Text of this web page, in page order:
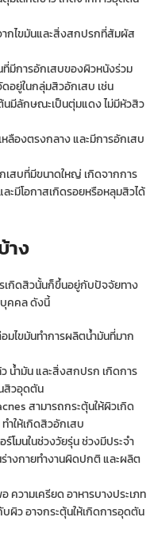
กไขมันและสิ่งสกปรกที่สัมผัส
มีการอักเสบของผิวหนังร่วม
อยู่ในกลุ่มสิวอักเสบ เช่น
นมีลักษณะเป็นตุ่มแดง ไม่มีหัวสิว
ลืองตรงกลาง และมีการอักเสบ
เสบที่มีขนาดใหญ่ เกิดจากการ
ะมีโอกาสเกิดรอยหรือหลุมสิวได้
าง
เกิดสิวนั้นก็ขึ้นอยู่กับปัจจัยทาง
คคล ดังนี้
มไขมันทำการผลิตน้ำมันที่มาก
น้ำมัน และสิ่งสกปรก เกิดการ
สิวอุดตัน
สามารถกระตุ้นให้ผิวเกิด
ให้เกิดสิวอักเสบ
ร์โมนในช่วงวัยรุ่น ช่วงมีประจำ
ร่างกายทำงานผิดปกติ และผลิต
ความเครียด อาหารบางประเภท
บผิว อาจกระตุ้นให้เกิดการอุดตัน